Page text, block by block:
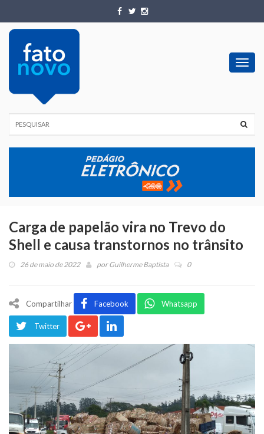
Carga de papelão vira no Trevo do
Shell e causa transtornos no trânsito
26 de maio de 2022 porGuilherme Baptista 0
Compartilhar Facebook Whatsapp
Twitter